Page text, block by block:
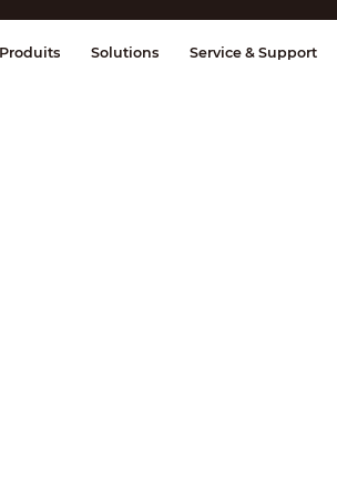
& Contrôle Transmission
Produits Solutions Service & Support